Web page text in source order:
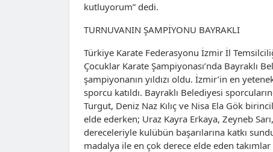
kutluyorum” dedi.
TURNUVANIN ŞAMPİYONU BAYRAKLI
Türkiye Karate Federasyonu İzmir İl
Çocuklar Karate Şampiyonası’nda Bayraklı
şampiyonanın yıldızı oldu. İzmir’in en
sporcu katıldı. Bayraklı Belediyesi
Turgut, Deniz Naz Kılıç ve Nisa Ela Gök
elde ederken; Uraz Kayra Erkaya, Zeyneb
dereceleriyle kulübün başarılarına katkı
madalya ile en çok derece elde eden